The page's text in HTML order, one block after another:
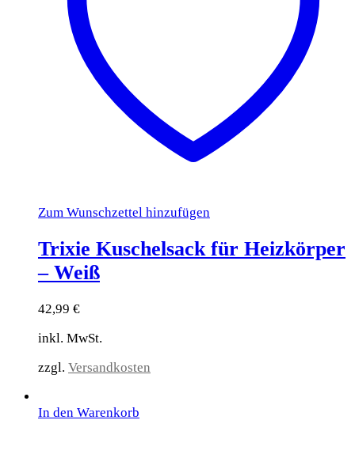
Zum Wunschzettel hinzufügen
Trixie Kuschelsack für Heizkörper
– Weiß
42,99 €
inkl. MwSt.
zzgl. Versandkosten
In den Warenkorb